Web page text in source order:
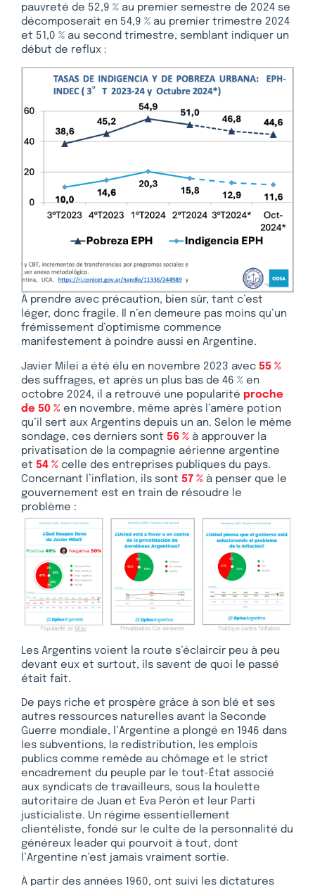
pauvreté de 52,9 % au premier semestre de 2024 se
décomposerait en 54,9 % au premier trimestre 2024
et 51,0 % au second trimestre, semblant indiquer un
début de reflux :
À prendre avec précaution, bien sûr, tant c’est
léger, donc fragile. Il n’en demeure pas moins qu’un
frémissement d’optimisme commence
manifestement à poindre aussi en Argentine.
Javier Milei a été élu en novembre 2023 avec 55 %
des suffrages, et après un plus bas de 46 % en
octobre 2024, il a retrouvé une popularité proche
de 50 % en novembre, même après l’amère potion
qu’il sert aux Argentins depuis un an. Selon le même
sondage, ces derniers sont 56 % à approuver la
privatisation de la compagnie aérienne argentine
et 54 % celle des entreprises publiques du pays.
Concernant l’inflation, ils sont 57 % à penser que le
gouvernement est en train de résoudre le
problème :
Les Argentins voient la route s’éclaircir peu à peu
devant eux et surtout, ils savent de quoi le passé
était fait.
De pays riche et prospère grâce à son blé et ses
autres ressources naturelles avant la Seconde
Guerre mondiale, l’Argentine a plongé en 1946 dans
les subventions, la redistribution, les emplois
publics comme remède au chômage et le strict
encadrement du peuple par le tout-État associé
aux syndicats de travailleurs, sous la houlette
autoritaire de Juan et Eva Perón et leur Parti
justicialiste. Un régime essentiellement
clientéliste, fondé sur le culte de la personnalité du
généreux leader qui pourvoit à tout, dont
l’Argentine n’est jamais vraiment sortie.
À partir des années 1960, ont suivi les dictatures